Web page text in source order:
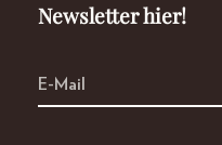
Newsletter hier!